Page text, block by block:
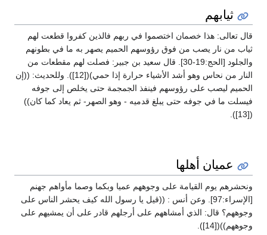
ثيابهم
قال تعالى: هذا خصمان اختصموا في ربهم فالذين كفروا قطعت لهم
ثياب من نار يصب من فوق رؤوسهم الحميم يصهر به ما في بطونهم
والجلود [الحج:19-30]. قال سعيد بن جبير: فصلت لهم مقطعات من
النار من نحاس وهو أشد الأشياء حرارة إذا حمي)([12]). وللحديث: ((إن
الحميم ليصب على رؤوسهم فينفذ الجمجمة حتى يخلص إلى جوفه
فيسلت ما في جوفه حتى يبلغ قدميه - وهو الصهر- ثم يعاد كما كان))
([13]).
عميان أهلها
ونحشرهم يوم القيامة على وجوههم عميا وبكما وصما مأواهم جهنم
[الإسراء:97]. وعن أنس : ((قيل يا رسول الله كيف يحشر الناس على
وجوههم؟ قال: الذي أمشاههم على أرجلهم قادر على أن يمشيهم على
وجوههم))([14]).